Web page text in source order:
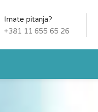
Imate pitanja?
+381 11 655 65 26